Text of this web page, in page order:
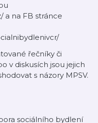
a na FB stránce
řečníky či
v diskusích jsou jejich
s názory MPSV.
sociálního bydlení